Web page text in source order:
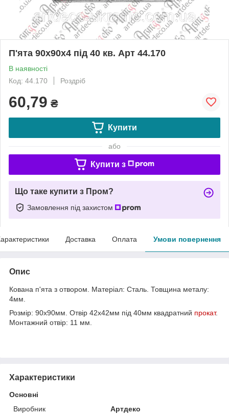
П'ята 90х90х4 під 40 кв. Арт 44.170
В наявності
Код: 44.170
Роздріб
60,79 ₴
Купити
або
Купити з
Що таке купити з Пром?
Замовлення під захистом
Доставка Оплата Умови повернення
Опис
Кована п'ята з отвором. Матеріал: Сталь. Товщина металу:
4мм.
Розмір: 90х90мм. Отвір 42х42мм під 40мм квадратний прокат.
Монтажний отвір: 11 мм.
Характеристики
Основні
Виробник
Артдеко